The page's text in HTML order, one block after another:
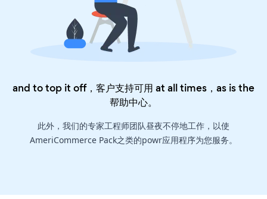
and to top it off，客户支持可用 at all times，as is the
帮助中心。
此外，我们的专家工程师团队昼夜不停地工作，以使
AmeriCommerce Pack之类的powr应用程序为您服务。